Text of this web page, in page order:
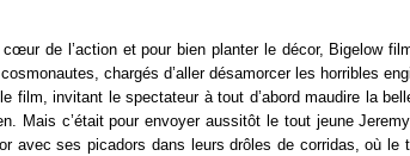
de l’action et pour bien planter le décor, Bigelow
chargés d’aller désamorcer les horribles
film, invitant le spectateur à tout d’abord maudire la
Mais c’était pour envoyer aussitôt le tout jeune
avec ses picadors dans leurs drôles de corridas, où le